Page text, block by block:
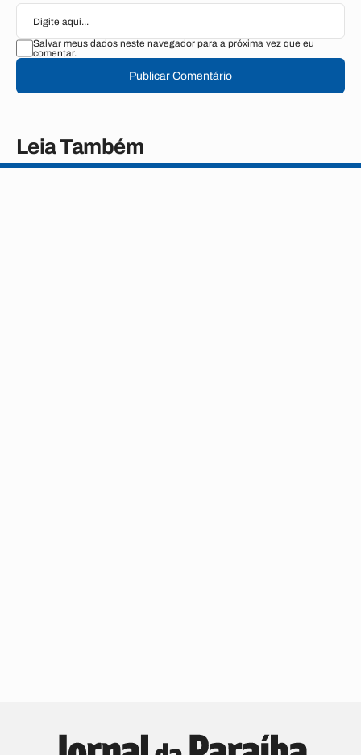
Salvar meus dados neste navegador para a próxima vez que eu
comentar.
Publicar Comentário
Leia Também